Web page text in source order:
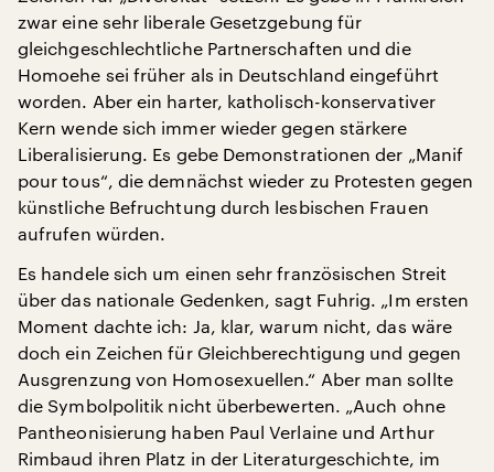
zwar eine sehr liberale Gesetzgebung für
gleichgeschlechtliche Partnerschaften und die
Homoehe sei früher als in Deutschland eingeführt
worden. Aber ein harter, katholisch-konservativer
Kern wende sich immer wieder gegen stärkere
Liberalisierung. Es gebe Demonstrationen der „Manif
pour tous“, die demnächst wieder zu Protesten gegen
künstliche Befruchtung durch lesbischen Frauen
aufrufen würden.
Es handele sich um einen sehr französischen Streit
über das nationale Gedenken, sagt Fuhrig. „Im ersten
Moment dachte ich: Ja, klar, warum nicht, das wäre
doch ein Zeichen für Gleichberechtigung und gegen
Ausgrenzung von Homosexuellen.“ Aber man sollte
die Symbolpolitik nicht überbewerten. „Auch ohne
Pantheonisierung haben Paul Verlaine und Arthur
Rimbaud ihren Platz in der Literaturgeschichte, im